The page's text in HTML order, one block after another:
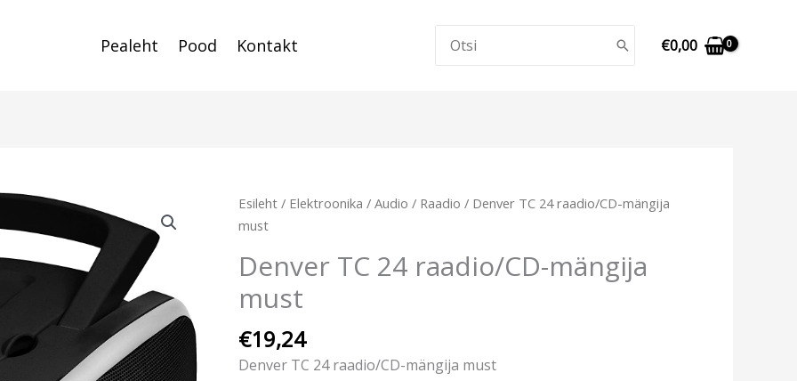
Pealeht Pood Kontakt
for:
€0,00
Esileht / Elektroonika / Audio / Raadio / Denver TC 24 raadio/CD-mängija
must
Denver TC 24 raadio/CD-mängija
must
€19,24
Denver TC 24 raadio/CD-mängija must